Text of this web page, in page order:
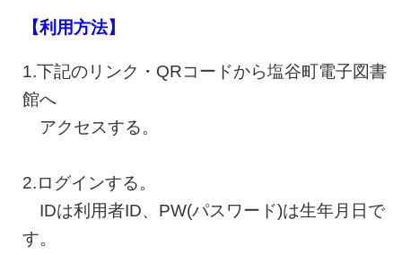
【利用方法】
1.下記のリンク・QRコードから塩谷町電子図書
館へ
アクセスする。
2.ログインする。
IDは利用者ID、PW(パスワード)は生年月日で
す。